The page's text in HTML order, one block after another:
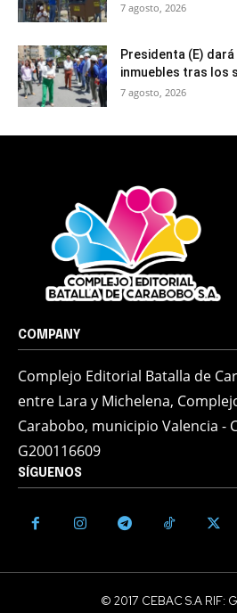
7 agosto, 2026
Presidenta (E)
inmuebles tras los
7 agosto, 2026
COMPANY
Complejo Editorial Batalla de
entre Lara y Michelena,
Carabobo, municipio Valencia -
G200116609
SÍGUENOS
© 2017 CEBAC S.A RIF: